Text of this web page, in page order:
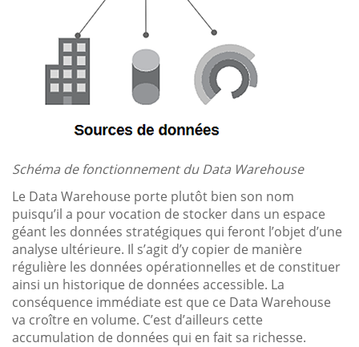
Schéma de fonctionnement du Data Warehouse
Le Data Warehouse porte plutôt bien son nom
puisqu’il a pour vocation de stocker dans un espace
géant les données stratégiques qui feront l’objet d’une
analyse ultérieure. Il s’agit d’y copier de manière
régulière les données opérationnelles et de constituer
ainsi un historique de données accessible. La
conséquence immédiate est que ce Data Warehouse
va croître en volume. C’est d’ailleurs cette
accumulation de données qui en fait sa richesse.